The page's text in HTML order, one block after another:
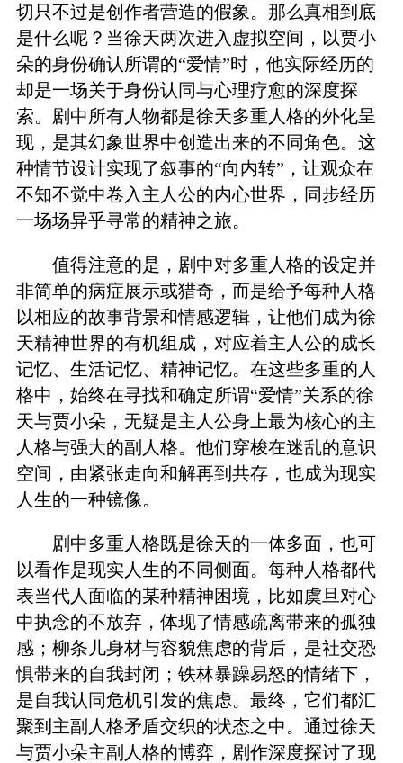
切只不过是创作者营造的假象。那么真相到底
是什么呢？当徐天两次进入虚拟空间，以贾小
朵的身份确认所谓的“爱情”时，他实际经历的
却是一场关于身份认同与心理疗愈的深度探
索。剧中所有人物都是徐天多重人格的外化呈
现，是其幻象世界中创造出来的不同角色。这
种情节设计实现了叙事的“向内转”，让观众在
不知不觉中卷入主人公的内心世界，同步经历
一场场异乎寻常的精神之旅。
值得注意的是，剧中对多重人格的设定并
非简单的病症展示或猎奇，而是给予每种人格
以相应的故事背景和情感逻辑，让他们成为徐
天精神世界的有机组成，对应着主人公的成长
记忆、生活记忆、精神记忆。在这些多重的人
格中，始终在寻找和确定所谓“爱情”关系的徐
天与贾小朵，无疑是主人公身上最为核心的主
人格与强大的副人格。他们穿梭在迷乱的意识
空间，由紧张走向和解再到共存，也成为现实
人生的一种镜像。
剧中多重人格既是徐天的一体多面，也可
以看作是现实人生的不同侧面。每种人格都代
表当代人面临的某种精神困境，比如虞旦对心
中执念的不放弃，体现了情感疏离带来的孤独
感；柳条儿身材与容貌焦虑的背后，是社交恐
惧带来的自我封闭；铁林暴躁易怒的情绪下，
是自我认同危机引发的焦虑。最终，它们都汇
聚到主副人格矛盾交织的状态之中。通过徐天
与贾小朵主副人格的博弈，剧作深度探讨了现